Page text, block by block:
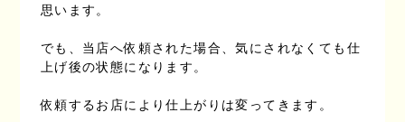
思います。
でも、当店へ依頼された場合、気にされなくても仕
上げ後の状態になります。
依頼するお店により仕上がりは変ってきます。